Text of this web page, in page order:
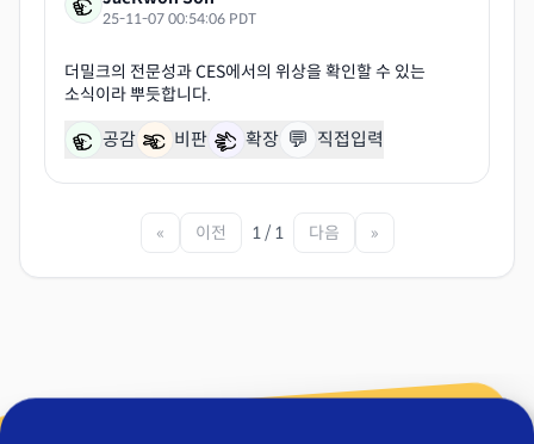
25-11-07 00:54:06 PDT
더밀크의 전문성과 CES에서의 위상을 확인할 수 있는
공감 비판 확장 💬 직접입력
« 이전 1 / 1 다음 »